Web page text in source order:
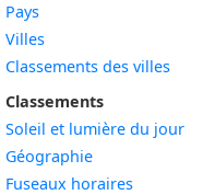
Pays
Villes
Classements des villes
Classements
Soleil et lumière du jour
Géographie
Fuseaux horaires